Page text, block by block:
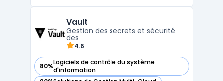
des fonctionnalités de sauvegarde et
récupération des données optim ...
Vault
Gestion des secrets et sécurité
des
4.6
80%Logiciels de contrôle du système
d'information
— voir Vault dans cette catégorie